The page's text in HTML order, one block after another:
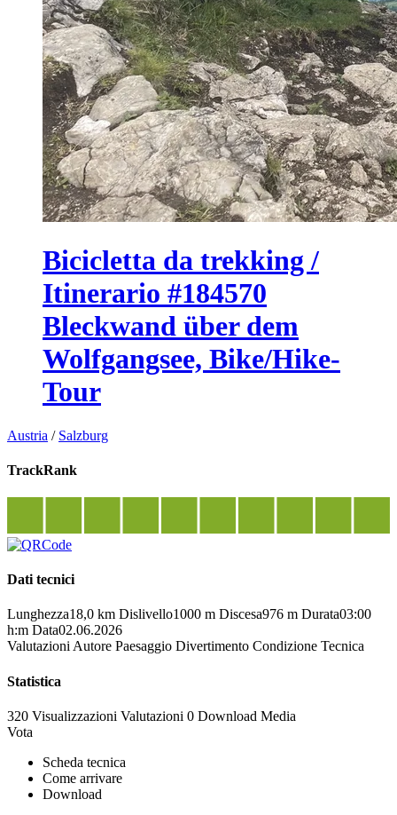
Bicicletta da trekking /
Itinerario #184570
Bleckwand über dem
Wolfgangsee, Bike/Hike-
Tour
Austria / Salzburg
TrackRank
Dati tecnici
Lunghezza18,0 km Dislivello1000 m Discesa976 m Durata03:00
h:m Data02.06.2026
Valutazioni Autore Paesaggio Divertimento Condizione Tecnica
Statistica
320 Visualizzazioni Valutazioni 0 Download Media
Vota
Scheda tecnica
Come arrivare
Download